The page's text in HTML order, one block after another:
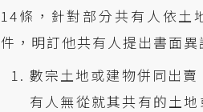
14條，針對部分共有人依土
件，明訂他共有人提出書面
數宗土地或建物併同出
有人無從就其共有的土